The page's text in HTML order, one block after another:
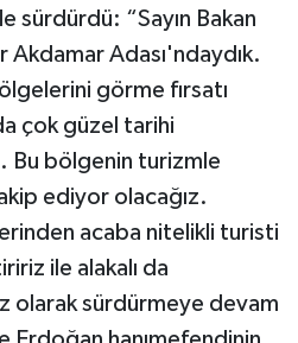
sürdürdü: “Sayın Bakan
Akdamar Adası'ndaydık.
görme fırsatı
çok güzel tarihi
Bu bölgenin turizmle
ediyor olacağız.
acaba nitelikli turisti
ile alakalı da
olarak sürdürmeye devam